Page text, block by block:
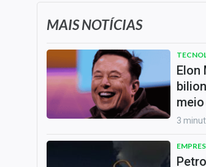
MAIS NOTÍCIAS
Elon
3